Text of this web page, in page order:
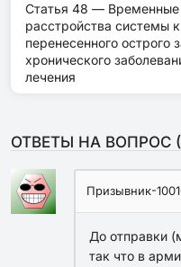
Статья 48 — Временные
расстройства системы
перенесенного острого
хронического
лечения
ОТВЕТЫ НА ВОПРОС (
Призывник-
До отправки
так что в